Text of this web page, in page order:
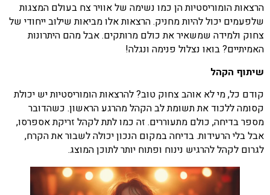
הרצאות הומוריסטיות הן כמו נשימה של אוויר צח בעולם המצגות
שלפעמים יכול להיות מחניק. הרצאות אלו מביאות שילוב ייחודי של
צחוק ולמידה שמשאיר את כולם מרותקים. אבל מהם היתרונות
האמיתיים? בואו נצלול פנימה ונגלה!
שיתוף הקהל
קודם כל, מי לא אוהב צחוק טוב? להרצאות הומוריסטיות יש יכולת
קסומה ללכוד את תשומת לב הקהל מהרגע הראשון. כשהדובר
מספר בדיחה, כולם מתעוררים. זה כמו לתת לקהל זריקת אספרסו,
אבל בלי הרעידות. בדיחה במקום הנכון יכולה לשבור את הקרח,
לגרום לקהל להרגיש נינוח ופתוח יותר לתוכן המוצג.